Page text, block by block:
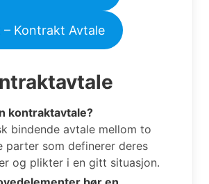
– Kontrakt Avtale
kontraktavtale?
bindende avtale mellom to
parter som definerer deres
og plikter i en gitt situasjon.